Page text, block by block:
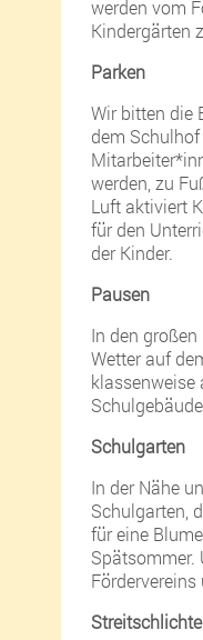
werden vom
Kindergärten
Parken
Wir bitten die
dem
werden, zu
Luft aktiviert
für den
der Kinder.
Pausen
In den
Wetter auf
klassenweise
Schulgarten
In der Nähe
Schulgarten,
für eine
Spätsommer.